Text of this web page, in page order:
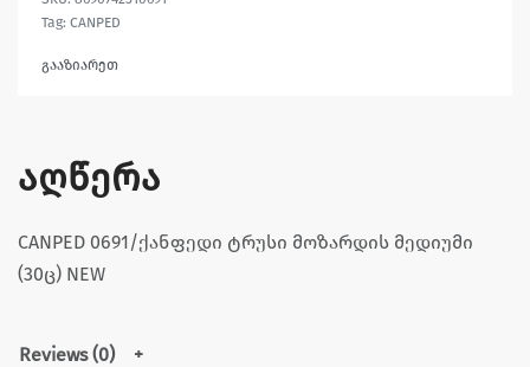
Tag: CANPED
გააზიარეთ
აღწერა
CANPED 0691/ქანფედი ტრუსი მოზარდის მედიუმი
(30ც) NEW
Reviews (0)